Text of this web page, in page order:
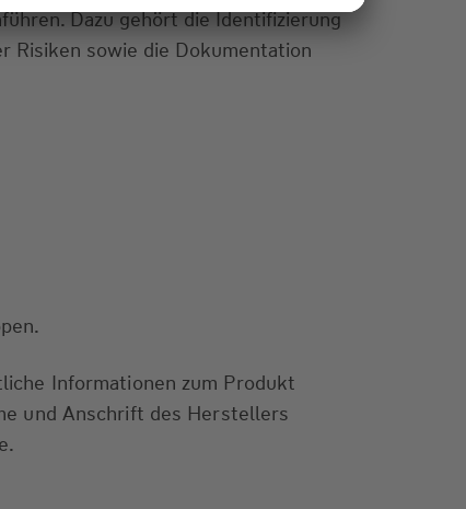
Dazu gehört die Identifizierung
Risiken sowie die Dokumentation
Informationen zum Produkt
und Anschrift des Herstellers